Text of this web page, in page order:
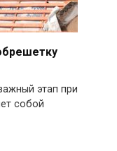
этап при
собой